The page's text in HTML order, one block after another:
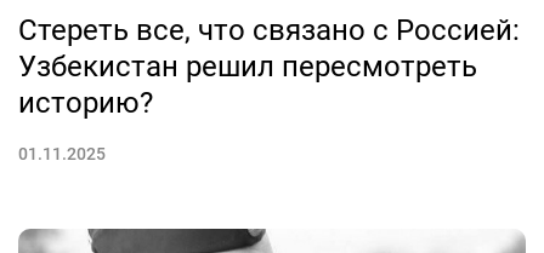
Стереть все, что связано с Россией:
Узбекистан решил пересмотреть
историю?
01.11.2025